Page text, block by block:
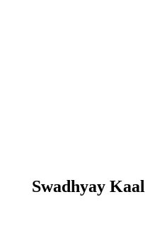
Swadhyay